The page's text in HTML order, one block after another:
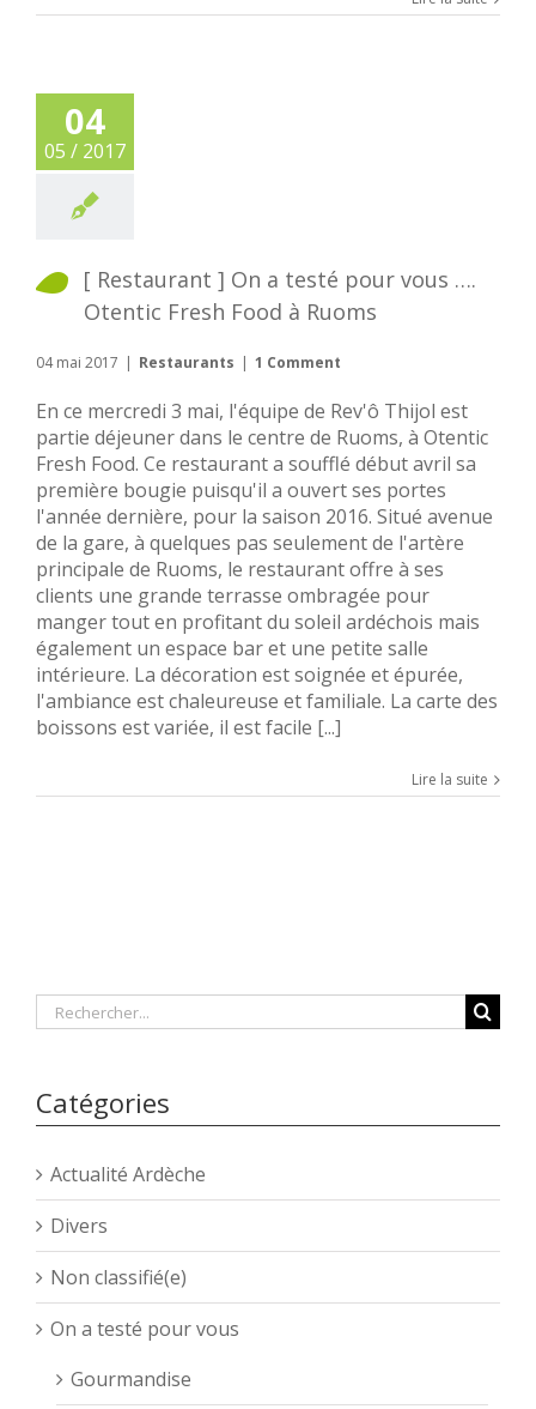
04
05 / 2017
[ Restaurant ] On a testé pour vous ….
Otentic Fresh Food à Ruoms
04 mai 2017 | Restaurants | 1 Comment
En ce mercredi 3 mai, l'équipe de Rev'ô Thijol est
partie déjeuner dans le centre de Ruoms, à Otentic
Fresh Food. Ce restaurant a soufflé début avril sa
première bougie puisqu'il a ouvert ses portes
l'année dernière, pour la saison 2016. Situé avenue
de la gare, à quelques pas seulement de l'artère
principale de Ruoms, le restaurant offre à ses
clients une grande terrasse ombragée pour
manger tout en profitant du soleil ardéchois mais
également un espace bar et une petite salle
intérieure. La décoration est soignée et épurée,
l'ambiance est chaleureuse et familiale. La carte des
boissons est variée, il est facile [...]
Lire la suite
Rechercher
Catégories
Actualité Ardèche
Divers
Non classifié(e)
On a testé pour vous
Gourmandise